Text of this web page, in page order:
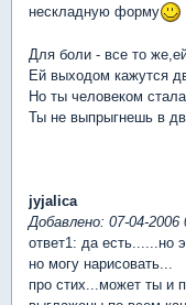
нескладную форму
Для боли - все то
Ей выходом кажутся
Но ты человеком
Ты не выпрыгнешь в
jyjalica
Добавлено: 07-04-2006
ответ1: да есть......но
но могу нарисовать...
про стих...может ты и